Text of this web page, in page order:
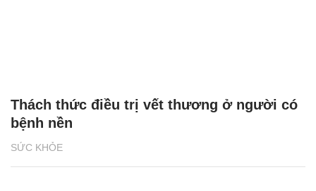
SỨC KHỎE
Thách thức điều trị vết thương ở người có
bệnh nền